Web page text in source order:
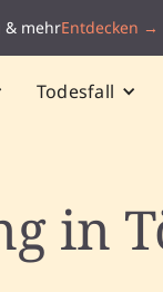
& mehrEntdecken →
Todesfall
in